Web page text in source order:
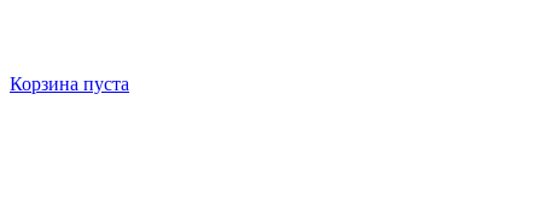
Корзина пуста